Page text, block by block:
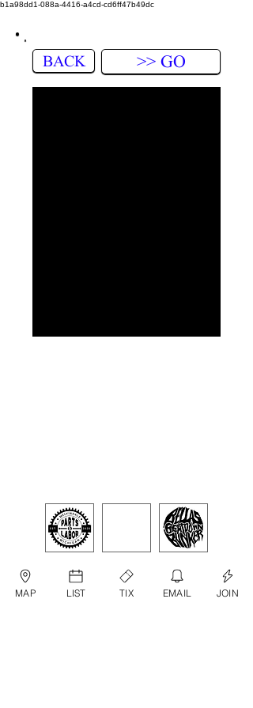
b1a98dd1-088a-4416-a4cd-cd6ff47b49dc
BACK >> GO
MAP LIST TIX EMAIL JOIN